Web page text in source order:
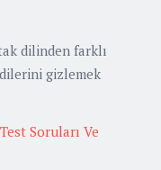
dilinden farklı
gizlemek
Soruları Ve